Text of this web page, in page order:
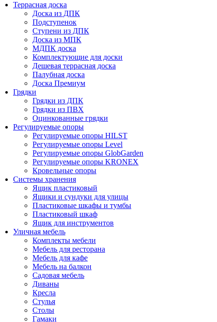
Террасная доска
Доска из ДПК
Подступенок
Ступени из ДПК
Доска из МПК
МДПК доска
Комплектующие для доски
Дешевая террасная доска
Палубная доска
Доска Премиум
Грядки
Грядки из ДПК
Грядки из ПВХ
Оцинкованные грядки
Регулируемые опоры
Регулируемые опоры HILST
Регулируемые опоры Level
Регулируемые опоры GlobGarden
Регулируемые опоры KRONEX
Кровельные опоры
Системы хранения
Ящик пластиковый
Ящики и сундуки для улицы
Пластиковые шкафы и тумбы
Пластиковый шкаф
Ящик для инструментов
Уличная мебель
Комплекты мебели
Мебель для ресторана
Мебель для кафе
Мебель на балкон
Садовая мебель
Диваны
Кресла
Стулья
Столы
Гамаки